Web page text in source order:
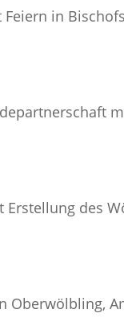
in
Erstellung des
Oberwölbling,